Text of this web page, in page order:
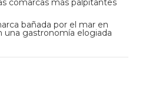
comarcas más palpitantes
bañada por el mar en
una gastronomía elogiada